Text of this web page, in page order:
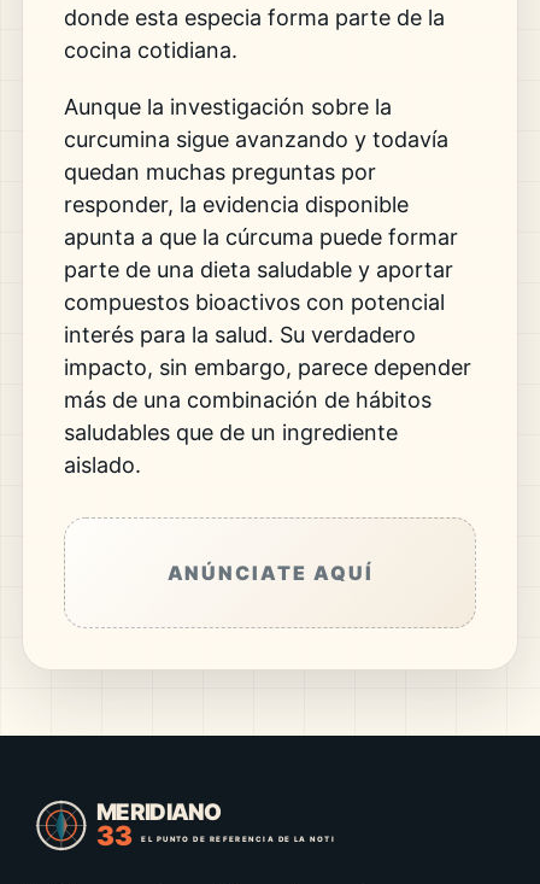
donde esta especia forma parte de la
cocina cotidiana.
Aunque la investigación sobre la
curcumina sigue avanzando y todavía
quedan muchas preguntas por
responder, la evidencia disponible
apunta a que la cúrcuma puede formar
parte de una dieta saludable y aportar
compuestos bioactivos con potencial
interés para la salud. Su verdadero
impacto, sin embargo, parece depender
más de una combinación de hábitos
saludables que de un ingrediente
aislado.
ANÚNCIATE AQUÍ